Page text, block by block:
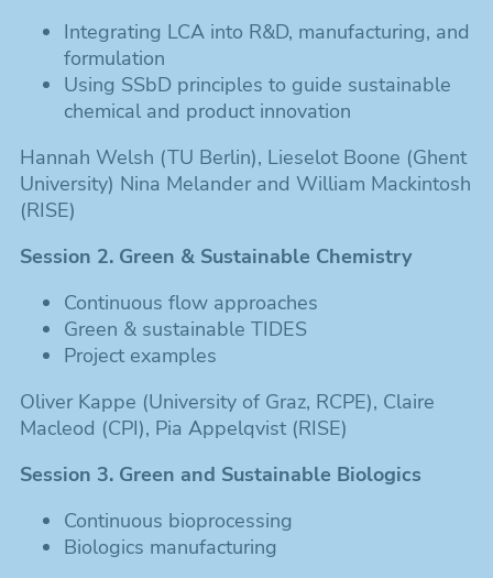
Integrating LCA into R&D, manufacturing, and
formulation
Using SSbD principles to guide sustainable
chemical and product innovation
Hannah Welsh (TU Berlin), Lieselot Boone (Ghent
University) Nina Melander and William Mackintosh
(RISE)
Session 2. Green & Sustainable Chemistry
Continuous flow approaches
Green & sustainable TIDES
Project examples
Oliver Kappe (University of Graz, RCPE), Claire
Macleod (CPI), Pia Appelqvist (RISE)
Session 3. Green and Sustainable Biologics
Continuous bioprocessing
Biologics manufacturing